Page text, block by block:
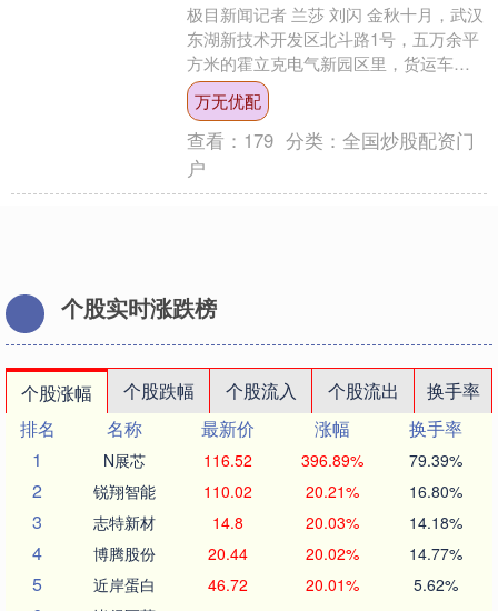
极目新闻记者 兰莎 刘闪 金秋十月，武汉
东湖新技术开发区北斗路1号，五万余平
方米的霍立克电气新园区里，货运车的
轰鸣声此起彼伏。崭新的厂房内，核心
设备已陆续迁入新....
万无优配
查看： 179 分类：全国炒股配资门
户
个股实时涨跌榜
个股涨幅 个股跌幅 个股流入 个股流出
换手率
排名
名称 最新价 涨幅
换手率
1
N展芯 116.52 396.89% 79.39%
2 锐翔智能 110.02 20.21% 16.80%
3 志特新材 14.8 20.03% 14.18%
4 博腾股份 20.44 20.02% 14.77%
5 近岸蛋白 46.72 20.01% 5.62%